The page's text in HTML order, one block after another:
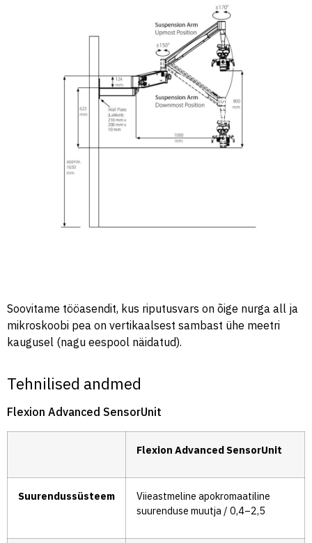
Soovitame tööasendit, kus riputusvars on õige nurga all ja
mikroskoobi pea on vertikaalsest sambast ühe meetri
kaugusel (nagu eespool näidatud).
Tehnilised andmed
Flexion Advanced SensorUnit
Flexion Advanced SensorUnit
Suurendussüsteem
Viieastmeline apokromaatiline
suurenduse muutja / 0,4–2,5